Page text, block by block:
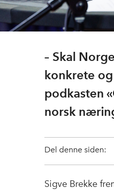
– Skal
konkrete
podkasten
norsk
Del denne siden:
Sigve Brekke